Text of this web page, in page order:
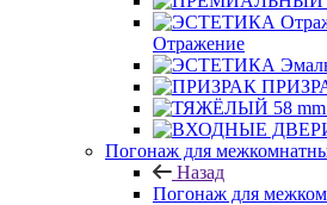
Отражение
Погонаж для
Назад
Погонаж для